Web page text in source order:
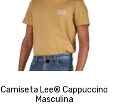
Camiseta Lee® Cappuccino
Masculina